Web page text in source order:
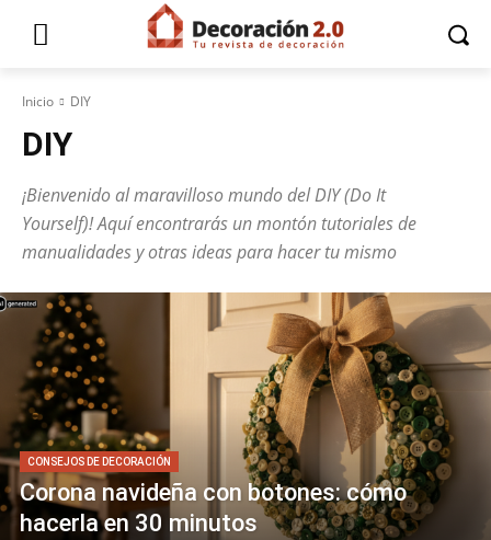
Inicio DIY
DIY
¡Bienvenido al maravilloso mundo del DIY (Do It
Yourself)! Aquí encontrarás un montón tutoriales de
manualidades y otras ideas para hacer tu mismo
CONSEJOS DE DECORACIÓN
Corona navideña con botones: cómo
hacerla en 30 minutos